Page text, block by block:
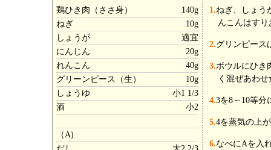
鶏ひき肉（ささ身）
140g
ねぎ
10g
しょうが
適宜
にんじん
20g
れんこん
40g
グリーンピース（生）
10g
しょうゆ
小1 1/3
酒
小2
（A)
1.ねぎ、しょう
んこんはすり
2.グリンピース
3.ボウルにひき
く混ぜあわ
4.3を8～10等分
5.4を蒸気の上
6.なべにAを入